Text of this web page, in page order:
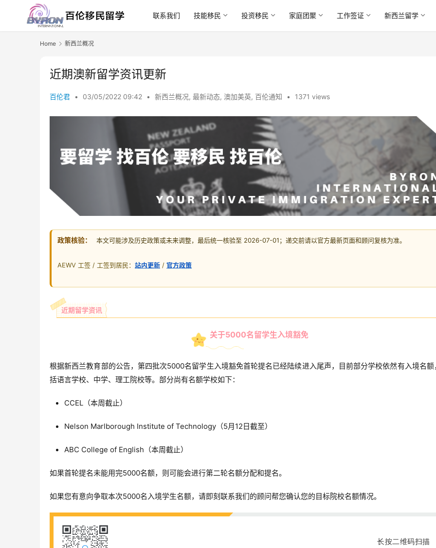
联系我们 技能移民 投资移民 家庭团聚 工作签证 新西兰留学
Home 新西兰概况
近期澳新留学资讯更新
百伦君 • 03/05/2022 09:42 • 新西兰概况, 最新动态, 澳加美英, 百伦通知 • 1371 views
政策核验： 本文可能涉及历史政策或未来调整，最后统一核验至 2026-07-01；递交前请以官方最新页面和顾问复核为准。
AEWV 工签 / 工签到居民： 站内更新 / 官方政策
近期留学资讯
关于5000名留学生入境豁免
根据新西兰教育部的公告，第四批次5000名留学生入境豁免首轮提名已经陆续进入尾声，目前部分学校依然有入境名额
括语言学校、中学、理工院校等。 部分尚有名额学校如下：
CCEL（本周截止）
Nelson Marlborough Institute of Technology（5月12日截至）
ABC College of English（本周截止）
如果首轮提名未能用完5000名额，则可能会进行第二轮名额分配和提名。
如果您有意向争取本次5000名入境学生名额，请即刻联系我们的顾问帮您确认您的目标院校名额情况。
长按二维码扫描